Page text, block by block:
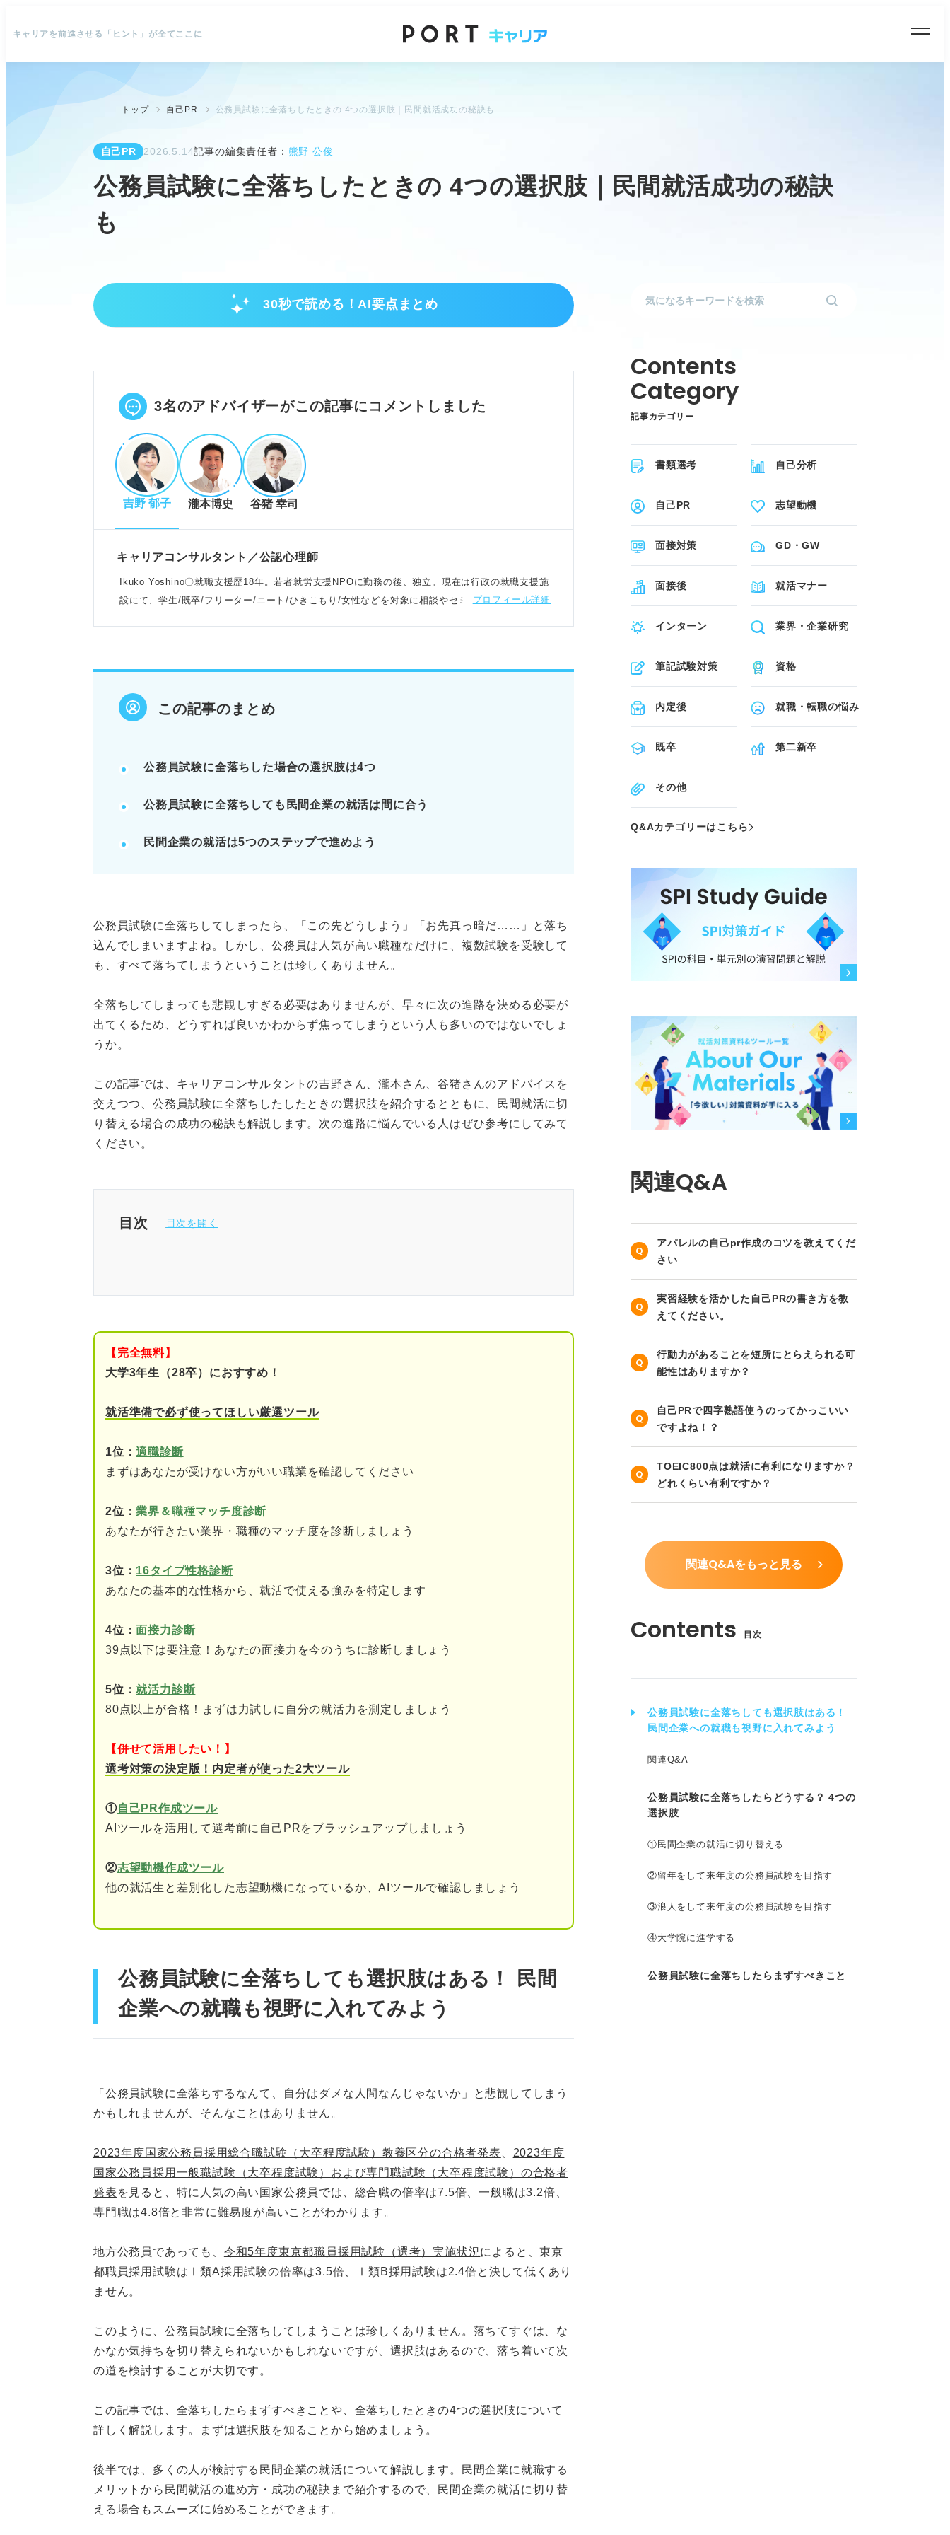
キャリアを前進させる「ヒント」が全てここに
トップ 自己PR 公務員試験に全落ちしたときの 4つの選択肢｜民間就活成功の秘訣も
自己PR 2026.5.14記事の編集責任者： 熊野 公俊
公務員試験に全落ちしたときの 4つの選択肢｜民間就活成功の秘訣
も
30秒で読める！AI要点まとめ
公務員試験全落ち後の選択肢と心構え
民間就活、留年、浪人、大学院進学の4つの道を検討する。
POINT：焦らず、納得できる進路選択が後悔しないために重要です。
民間就活への切り替え方と成功の秘訣
公務員試験後でも民間企業の秋採用は間に合うと認識する。
民間就職は将来の働き方の幅を広げるメリットがある。
就職エージェントや第三者相談で効率的に就活を進める。
POINT：公務員試験の経験は民間就活でも活かせる強みになります。
POINT：今年度の反省を活かし、計画的に準備を進めることが重要です。
記事の該当箇所を見る
てみよう
公務員試験に全落ちしたらまずすべきこと
3名のアドバイザーがこの記事にコメントしました
吉野 郁子 瀧本博史 谷猪 幸司
キャリアコンサルタント／公認心理師
Ikuko Yoshino〇就職支援歴18年。若者就労支援NPOに勤務の後、独立。現在は行政の就職支援施
設にて、学生/既卒/フリーター/ニート/ひきこもり/女性などを対象に相談やセミナー講師を担当
プロフィール詳細
この記事のまとめ
公務員試験に全落ちした場合の選択肢は4つ
公務員試験に全落ちしても民間企業の就活は間に合う
民間企業の就活は5つのステップで進めよう
公務員試験に全落ちしてしまったら、「この先どうしよう」「お先真っ暗だ……」と落ち
込んでしまいますよね。しかし、公務員は人気が高い職種なだけに、複数試験を受験して
も、すべて落ちてしまうということは珍しくありません。
全落ちしてしまっても悲観しすぎる必要はありませんが、早々に次の進路を決める必要が
出てくるため、どうすれば良いかわからず焦ってしまうという人も多いのではないでしょ
うか。
この記事では、キャリアコンサルタントの吉野さん、瀧本さん、谷猪さんのアドバイスを
交えつつ、公務員試験に全落ちしたしたときの選択肢を紹介するとともに、民間就活に切
り替える場合の成功の秘訣も解説します。次の進路に悩んでいる人はぜひ参考にしてみて
ください。
目次
う
②留年をして来年度の公務員試験を目指す
公務員試験に全落ちしたらまずすべきこと
②公務員になりたい理由をあらためて考える
公務員試験に全落ちしても民間企業の就活は間に合う？
公務員試験に全落ちした人が民間企業に就職する3つのメリット
①将来的な働き方の幅が広がる
②公務員以上に自分に合った企業・職種が見つかる可能性がある
最短ルートを知ろう！ 公務員全落ち後に民間就活をする際の5つのステップ
ステップ②自己分析をして就活の軸を決める
ステップ⑤面接対策をする
公務員試験全落ち後に民間就活を成功させる3つのポイント
③積極的に第三者に相談する
公務員に再挑戦するなら知っておきたい！ 全落ちする人の特徴
筆記試験で落ちる人の特徴
面接で落ちる人の特徴
集団討論で落ちる人の特徴
関連Q&A
②自分に合った職種を選ぶ
③面接対策をしっかりおこなう
【完全無料】
大学3年生（28卒）におすすめ！
就活準備で必ず使ってほしい厳選ツール
1位：適職診断
まずはあなたが受けない方がいい職業を確認してください
2位：業界＆職種マッチ度診断
あなたが行きたい業界・職種のマッチ度を診断しましょう
3位： 16タイプ性格診断
あなたの基本的な性格から、就活で使える強みを特定します
4位：面接力診断
39点以下は要注意！あなたの面接力を今のうちに診断しましょう
5位：就活力診断
80点以上が合格！まずは力試しに自分の就活力を測定しましょう
【併せて活用したい！】
選考対策の決定版！内定者が使った2大ツール
①自己PR作成ツール
AIツールを活用して選考前に自己PRをブラッシュアップしましょう
②志望動機作成ツール
他の就活生と差別化した志望動機になっているか、AIツールで確認しましょう
公務員試験に全落ちしても選択肢はある！ 民間
企業への就職も視野に入れてみよう
「公務員試験に全落ちするなんて、自分はダメな人間なんじゃないか」と悲観してしまう
かもしれませんが、そんなことはありません。
2023年度国家公務員採用総合職試験（大卒程度試験）教養区分の合格者発表
2023年度
国家公務員採用一般職試験（大卒程度試験）および専門職試験（大卒程度試験）の合格者
発表 を見ると、特に人気の高い国家公務員では、総合職の倍率は7.5倍、一般職は3.2倍、
専門職は4.8倍と非常に難易度が高いことがわかります。
地方公務員であっても、 令和5年度東京都職員採用試験（選考）実施状況によると、東京
都職員採用試験はⅠ類A採用試験の倍率は3.5倍、Ⅰ類B採用試験は2.4倍と決して低くあり
ません。
このように、公務員試験に全落ちしてしまうことは珍しくありません。落ちてすぐは、な
かなか気持ちを切り替えられないかもしれないですが、選択肢はあるので、落ち着いて次
の道を検討することが大切です。
この記事では、全落ちしたらまずすべきことや、全落ちしたときの4つの選択肢について
詳しく解説します。まずは選択肢を知ることから始めましょう。
後半では、多くの人が検討する民間企業の就活について解説します。民間企業に就職する
メリットから民間就活の進め方・成功の秘訣まで紹介するので、民間企業の就活に切り替
える場合もスムーズに始めることができます。
記事カテゴリー
書類選考 自己分析
自己PR 志望動機
面接対策 GD・GW
面接後 就活マナー
インターン 業界・企業研究
筆記試験対策 資格
内定後 就職・転職の悩み
既卒 第二新卒
その他
Q&Aカテゴリーはこちら
関連Q&A
アパレルの自己pr作成のコツを教えてくだ
さい
実習経験を活かした自己PRの書き方を教
えてください。
行動力があることを短所にとらえられる可
能性はありますか？
自己PRで四字熟語使うのってかっこいい
ですよね！？
TOEIC800点は就活に有利になりますか？
どれくらい有利ですか？
関連Q&Aをもっと見る
目次
公務員試験に全落ちしても選択肢はある！
民間企業への就職も視野に入れてみよう
関連Q&A
公務員試験に全落ちしたらどうする？ 4つの
選択肢
①民間企業の就活に切り替える
②留年をして来年度の公務員試験を目指す
③浪人をして来年度の公務員試験を目指す
④大学院に進学する
公務員試験に全落ちしたらまずすべきこと